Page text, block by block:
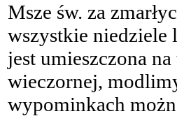
Msze św. za
wszystkie niedziele
jest umieszczona
wieczornej,
wypominkach